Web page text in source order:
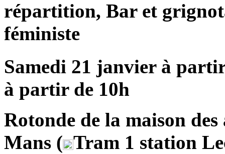
répartition, Bar et
féministe
Samedi 21 janvier à
à partir de 10h
Rotonde de la maison
Mans ( Tram 1 station